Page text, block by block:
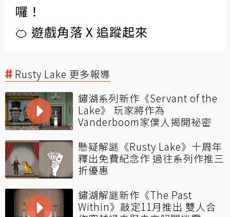
囉！
🍊 遊戲角落 X 追蹤起來
Rusty Lake 更多報導
鏽湖系列新作《Servant of the
Lake》 玩家將作為
Vanderboom家僕人揭開祕密
懸疑解謎《Rusty Lake》十周年
釋出免費紀念作 過往系列作推三
折優惠
鏽湖解謎新作《The Past
Within》敲定11月推出 雙人合